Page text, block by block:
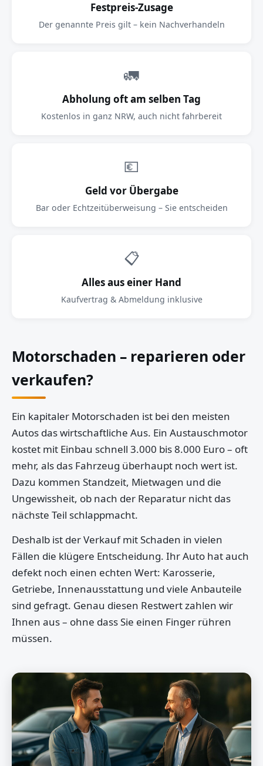
Festpreis-Zusage
Der genannte Preis gilt – kein Nachverhandeln
🚛
Abholung oft am selben Tag
Kostenlos in ganz NRW, auch nicht fahrbereit
💶
Geld vor Übergabe
Bar oder Echtzeitüberweisung – Sie entscheiden
📋
Alles aus einer Hand
Kaufvertrag & Abmeldung inklusive
Motorschaden – reparieren oder
verkaufen?
Ein kapitaler Motorschaden ist bei den meisten
Autos das wirtschaftliche Aus. Ein Austauschmotor
kostet mit Einbau schnell 3.000 bis 8.000 Euro – oft
mehr, als das Fahrzeug überhaupt noch wert ist.
Dazu kommen Standzeit, Mietwagen und die
Ungewissheit, ob nach der Reparatur nicht das
nächste Teil schlappmacht.
Deshalb ist der Verkauf mit Schaden in vielen
Fällen die klügere Entscheidung. Ihr Auto hat auch
defekt noch einen echten Wert: Karosserie,
Getriebe, Innenausstattung und viele Anbauteile
sind gefragt. Genau diesen Restwert zahlen wir
Ihnen aus – ohne dass Sie einen Finger rühren
müssen.